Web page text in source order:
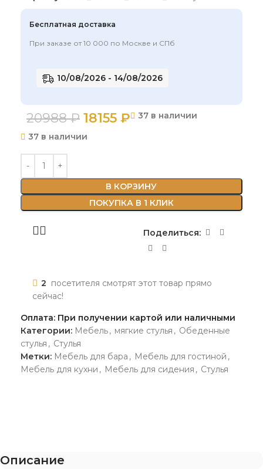
Бесплатная доставка
При заказе от 10 000 по Москве и СПб
10/08/2026 - 14/08/2026
20988₽ 18155 ₽
37 в наличии
37 в наличии
В КОРЗИНУ
ПОКУПКА В 1 КЛИК
Поделиться:
2 посетителя смотрят этот товар прямо
сейчас!
Оплата: При получении картой или наличными
Категории: Мебель, мягкие стулья , Обеденные
стулья , Стулья
Метки: Мебель для бара , Мебель для гостиной ,
Мебель для кухни , Мебель для сидения , Стулья
Описание